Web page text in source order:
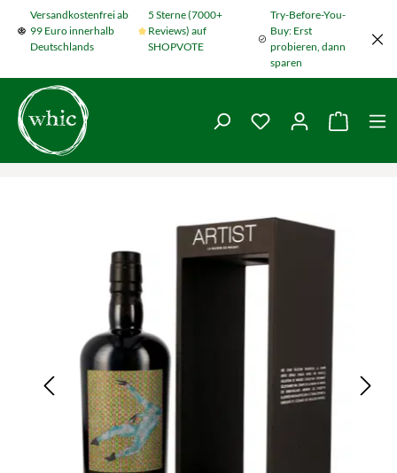
Zum Hauptinhalt springen
Versandkostenfrei ab
99 Euro innerhalb
Deutschlands
5 Sterne (7000+
Reviews) auf
SHOPVOTE
Try-Before-You-
Buy: Erst
probieren, dann
sparen
Du hast 0
Bildergalerie überspringen